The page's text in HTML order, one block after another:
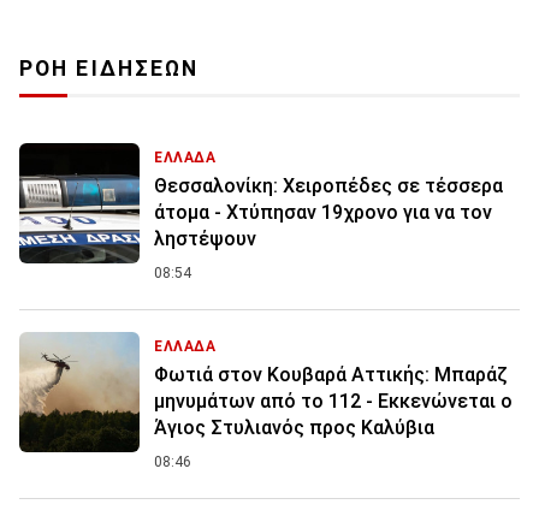
ΡΟΗ ΕΙΔΗΣΕΩΝ
ΕΛΛΑΔΑ
Θεσσαλονίκη: Χειροπέδες σε τέσσερα
άτομα - Χτύπησαν 19χρονο για να τον
ληστέψουν
08:54
ΕΛΛΑΔΑ
Φωτιά στον Κουβαρά Αττικής: Μπαράζ
μηνυμάτων από το 112 - Εκκενώνεται ο
Άγιος Στυλιανός προς Καλύβια
08:46